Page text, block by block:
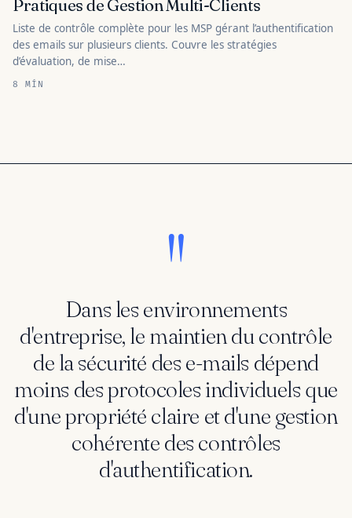
Pratiques de Gestion Multi-Clients
Liste de contrôle complète pour les MSP gérant l’authentification
des emails sur plusieurs clients. Couvre les stratégies
d’évaluation, de mise…
8 MÍN
"
Dans les environnements
d'entreprise, le maintien du contrôle
de la sécurité des e-mails dépend
moins des protocoles individuels que
d'une propriété claire et d'une gestion
cohérente des contrôles
d'authentification.